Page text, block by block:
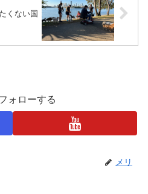
くない国
ォローする
メリ